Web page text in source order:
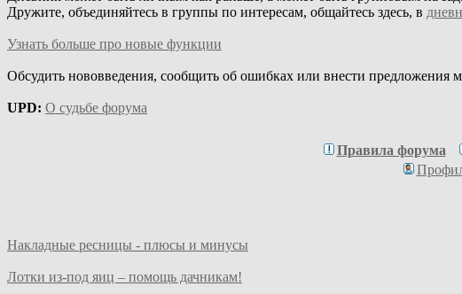
Дружите, объединяйтесь в группы по интересам, общайтесь здесь, в
Узнать больше про новые функции
Обсудить нововведения, сообщить об ошибках или внести предложения
UPD: О судьбе форума
Правила форума
Накладные ресницы - плюсы и минусы
Лотки из-под яиц – помощь дачникам!